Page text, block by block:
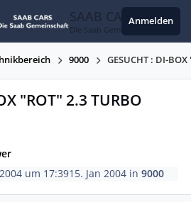
SAAB CARS
Die Saab Gemeinschaft
Anmelden
9000 GESUCHT : DI-
"ROT" 2.3 TURBO
um 17:3915. Jan 2004 in9000